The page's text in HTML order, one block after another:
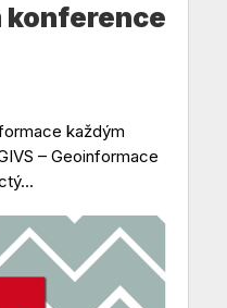
konference
každým
– Geoinformace